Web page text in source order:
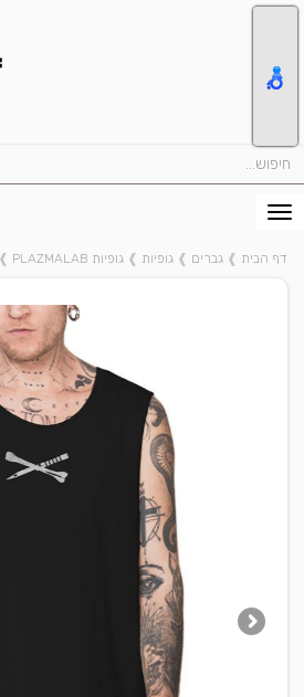
דף הבית ❱ גברים ❱ גופיות ❱ גופיות PLAZMALAB ❱